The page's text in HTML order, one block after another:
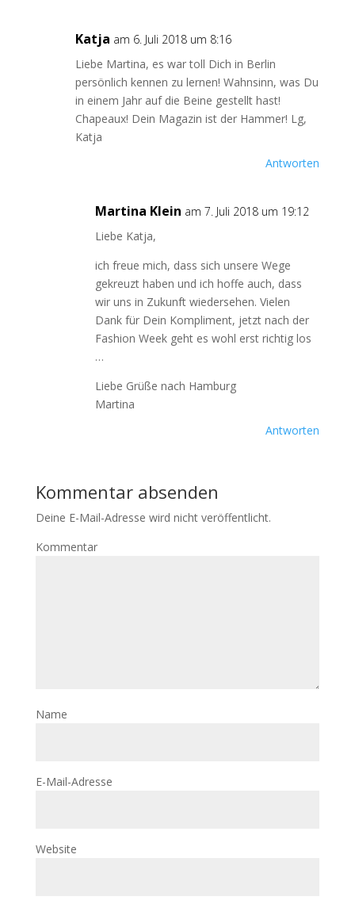
Katja am 6. Juli 2018 um 8:16
Liebe Martina, es war toll Dich in Berlin
persönlich kennen zu lernen! Wahnsinn, was Du
in einem Jahr auf die Beine gestellt hast!
Chapeaux! Dein Magazin ist der Hammer! Lg,
Katja
Antworten
Martina Klein am 7. Juli 2018 um 19:12
Liebe Katja,
ich freue mich, dass sich unsere Wege
gekreuzt haben und ich hoffe auch, dass
wir uns in Zukunft wiedersehen. Vielen
Dank für Dein Kompliment, jetzt nach der
Fashion Week geht es wohl erst richtig los
…
Liebe Grüße nach Hamburg
Martina
Antworten
Kommentar absenden
Deine E-Mail-Adresse wird nicht veröffentlicht.
Kommentar
Name
E-Mail-Adresse
Website